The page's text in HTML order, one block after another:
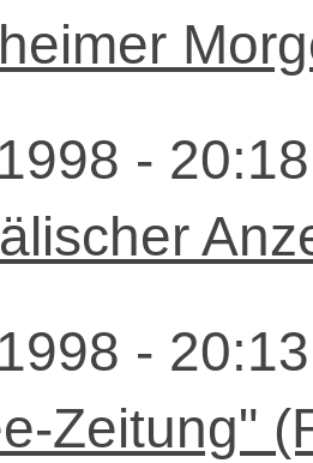
-
-
Zeitung"